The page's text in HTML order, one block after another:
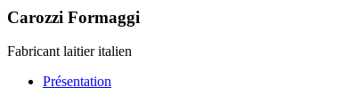
Carozzi Formaggi
Fabricant laitier italien
Présentation